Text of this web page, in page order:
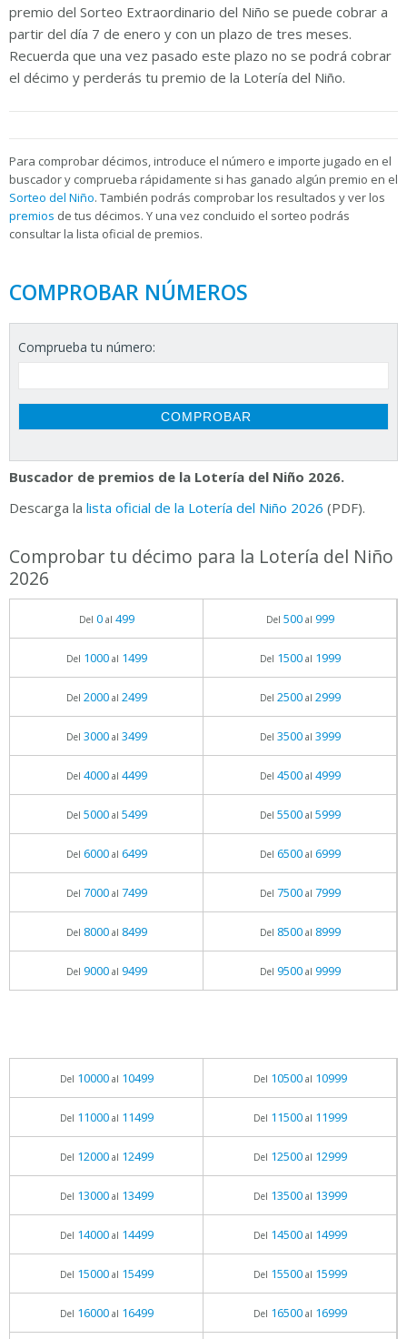
premio del Sorteo Extraordinario del Niño se puede cobrar a
partir del día 7 de enero y con un plazo de tres meses.
Recuerda que una vez pasado este plazo no se podrá cobrar
el décimo y perderás tu premio de la Lotería del Niño.
Para comprobar décimos, introduce el número e importe jugado en el
buscador y comprueba rápidamente si has ganado algún premio en el
Sorteo del Niño. También podrás comprobar los resultados y ver los
premios de tus décimos. Y una vez concluido el sorteo podrás
consultar la lista oficial de premios.
COMPROBAR NÚMEROS
Comprueba tu número:
Buscador de premios de la Lotería del Niño 2026.
Descarga la lista oficial de la Lotería del Niño 2026 (PDF).
Comprobar tu décimo para la Lotería del Niño
2026
Del 0al 499 Del 500al 999
Del 1000al 1499 Del 1500al 1999
Del 2000al 2499 Del 2500al 2999
Del 3000al 3499 Del 3500al 3999
Del 4000al 4499 Del 4500al 4999
Del 5000al 5499 Del 5500al 5999
Del 6000al 6499 Del 6500al 6999
Del 7000al 7499 Del 7500al 7999
Del 8000al 8499 Del 8500al 8999
Del 9000al 9499 Del 9500al 9999
Del 10000al 10499 Del 10500al 10999
Del 11000al 11499 Del 11500al 11999
Del 12000al 12499 Del 12500al 12999
Del 13000al 13499 Del 13500al 13999
Del 14000al 14499 Del 14500al 14999
Del 15000al 15499 Del 15500al 15999
Del 16000al 16499 Del 16500al 16999